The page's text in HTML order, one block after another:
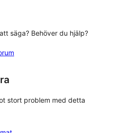
säga? Behöver du hjälp?
stort problem med detta